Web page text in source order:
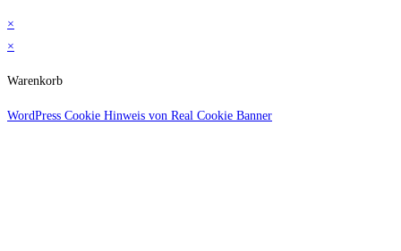
×
×
Warenkorb
WordPress Cookie Hinweis von Real Cookie Banner